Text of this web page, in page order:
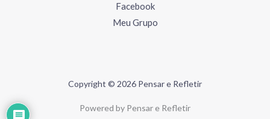
Facebook
Meu Grupo
Copyright © 2026 Pensar e Refletir
Powered by Pensar e Refletir